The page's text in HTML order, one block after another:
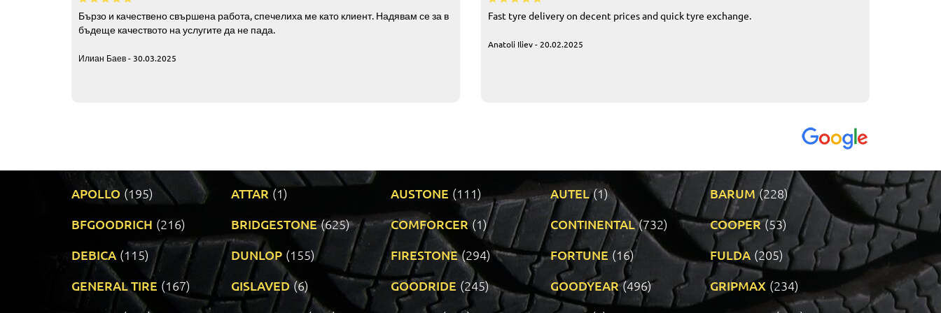
Бързо и качествено свършена работа, спечелиха ме като клиент. Надявам се за в
бъдеще качеството на услугите да не пада.
Илиан Баев - 30.03.2025
Fast tyre delivery on decent prices and quick tyre exchange.
Anatoli Iliev - 20.02.2025
APOLLO (195) ATTAR (1) AUSTONE (111) AUTEL (1) BARUM (228)
BFGOODRICH (216) BRIDGESTONE (625) COMFORCER (1) CONTINENTAL (732) COOPER (53)
DEBICA (115) DUNLOP (155) FIRESTONE (294) FORTUNE (16) FULDA (205)
GENERAL TIRE (167) GISLAVED (6) GOODRIDE (245) GOODYEAR (496) GRIPMAX (234)